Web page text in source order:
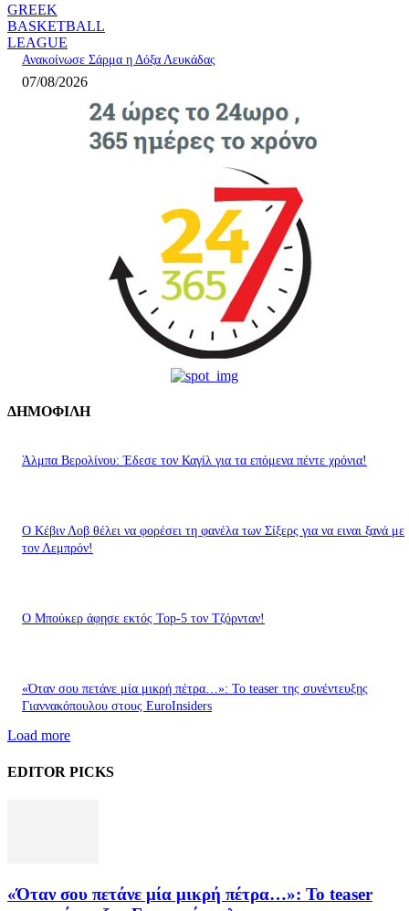
GREEK
BASKETBALL
LEAGUE
Ανακοίνωσε Σάρμα η Δόξα Λευκάδας
07/08/2026
ΔΗΜΟΦΙΛΗ
Άλμπα Βερολίνου: Έδεσε τον Καγίλ για τα επόμενα πέντε χρόνια!
Ο Κέβιν Λοβ θέλει να φορέσει τη φανέλα των Σίξερς για να ειναι ξανά με
τον Λεμπρόν!
Ο Μπούκερ άφησε εκτός Top-5 τον Τζόρνταν!
«Όταν σου πετάνε μία μικρή πέτρα…»: Το teaser της συνέντευξης
Γιαννακόπουλου στους EuroInsiders
Load more
EDITOR PICKS
«Όταν σου πετάνε μία μικρή πέτρα…»: Το teaser